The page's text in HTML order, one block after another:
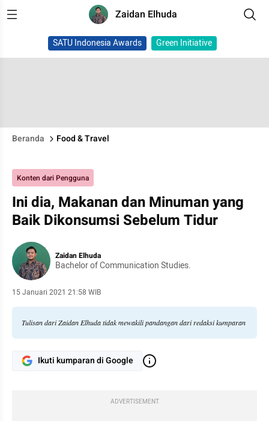
Zaidan Elhuda
SATU Indonesia Awards Green Initiative
Beranda Food & Travel
Konten dari Pengguna
Ini dia, Makanan dan Minuman yang
Baik Dikonsumsi Sebelum Tidur
Zaidan Elhuda
Bachelor of Communication Studies.
15 Januari 2021 21:58 WIB
Tulisan dari Zaidan Elhuda tidak mewakili pandangan dari redaksi kumparan
Ikuti kumparan di Google
ADVERTISEMENT